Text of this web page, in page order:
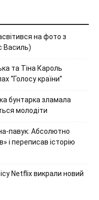
на фото з
Василь)
та Тіна Кароль
“Голосу країни”
бунтарка зламала
молодіти
павук: Абсолютно
і переписав історію
Netflix викрали новий